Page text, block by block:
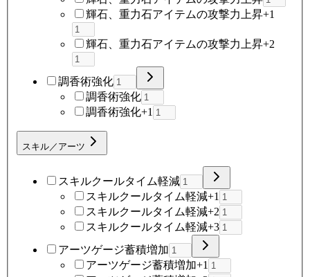
輝石、重力石アイテムの攻撃力上昇+1
輝石、重力石アイテムの攻撃力上昇+2
調香術強化
調香術強化
調香術強化+1
スキル／アーツ
スキルクールタイム軽減
スキルクールタイム軽減+1
スキルクールタイム軽減+2
スキルクールタイム軽減+3
アーツゲージ蓄積増加
アーツゲージ蓄積増加+1